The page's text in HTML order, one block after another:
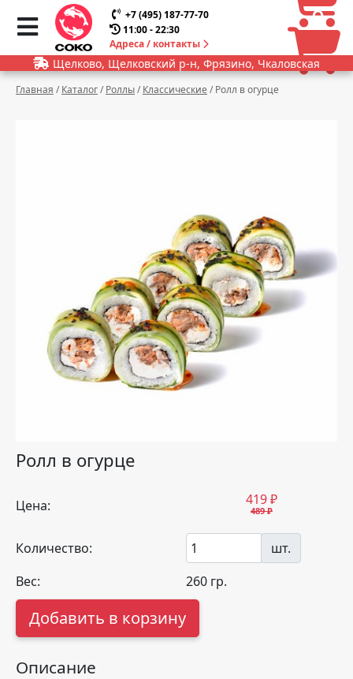
+7 (495) 187-77-70
11:00 - 22:30
Адреса / контакты
0
0
Щелково, Щелковский р-н, Фрязино, Чкаловская
Главная / Каталог/ Роллы/ Классические / Ролл в огурце
Ролл в огурце
Цена: 419₽
489 ₽
Количество:
шт.
Вес:
260 гр.
Добавить в корзину
Описание